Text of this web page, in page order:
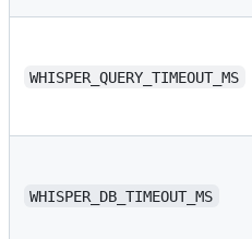
WHISPER_QUERY_TIMEOUT_MS
WHISPER_DB_TIMEOUT_MS